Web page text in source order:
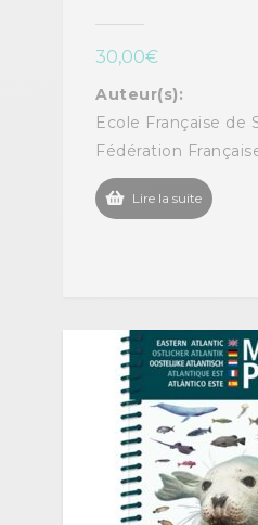
30,00€
Auteur(s):
Ecole Française de
Fédération
Lire la suite